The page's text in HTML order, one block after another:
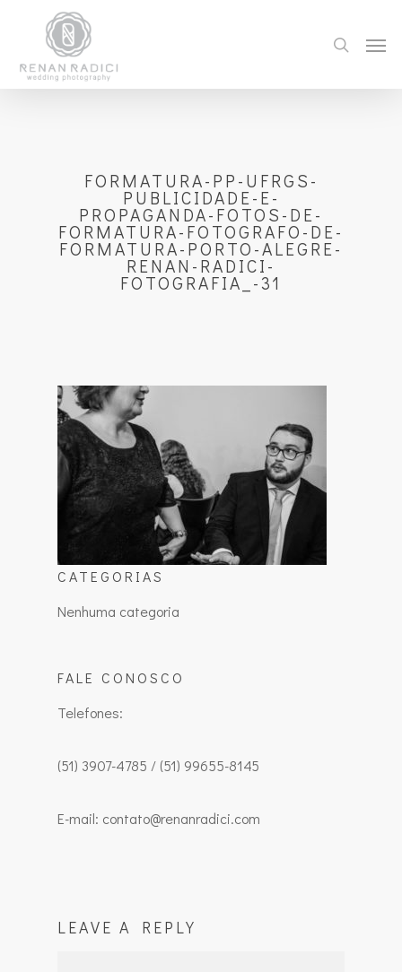
FORMATURA-PP-UFRGS-
PUBLICIDADE-E-
PROPAGANDA-FOTOS-DE-
FORMATURA-FOTOGRAFO-DE-
FORMATURA-PORTO-ALEGRE-
RENAN-RADICI-
FOTOGRAFIA_-31
CATEGORIAS
Nenhuma categoria
FALE CONOSCO
Telefones:
(51) 3907-4785 / (51) 99655-8145
E-mail: contato@renanradici.com
LEAVE A REPLY